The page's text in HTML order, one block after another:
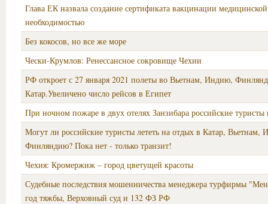
Глава ЕК назвала создание сертификата вакцинации медицинской
необходимостью
Без кокосов, но все же море
Чески-Крумлов: Ренессансное сокровище Чехии
РФ откроет с 27 января 2021 полеты во Вьетнам, Индию,
Катар.Увеличено число рейсов в Египет
При ночном пожаре в двух отелях Занзибара российские туристы
Могут ли российские туристы лететь на отдых в Катар, Вьетнам,
Финляндию? Пока нет - только транзит!
Чехия: Кромержиж – город цветущей красоты
Судебные последствия мошенничества менеджера турфирмы
год тяжбы, Верховный суд и 132 ФЗ РФ